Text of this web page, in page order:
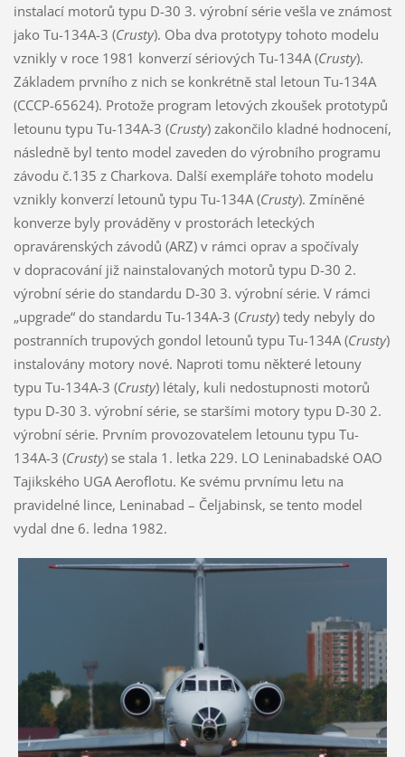
instalací motorů typu D-30 3. výrobní série vešla ve známost
jako Tu-134A-3 (Crusty). Oba dva prototypy tohoto modelu
vznikly v roce 1981 konverzí sériových Tu-134A (Crusty).
Základem prvního z nich se konkrétně stal letoun Tu-134A
(CCCP-65624). Protože program letových zkoušek prototypů
letounu typu Tu-134A-3 (Crusty) zakončilo kladné hodnocení,
následně byl tento model zaveden do výrobního programu
závodu č.135 z Charkova. Další exempláře tohoto modelu
vznikly konverzí letounů typu Tu-134A (Crusty). Zmíněné
konverze byly prováděny v prostorách leteckých
opravárenských závodů (ARZ) v rámci oprav a spočívaly
v dopracování již nainstalovaných motorů typu D-30 2.
výrobní série do standardu D-30 3. výrobní série. V rámci
„upgrade“ do standardu Tu-134A-3 (Crusty) tedy nebyly do
postranních trupových gondol letounů typu Tu-134A (Crusty)
instalovány motory nové. Naproti tomu některé letouny
typu Tu-134A-3 (Crusty) létaly, kuli nedostupnosti motorů
typu D-30 3. výrobní série, se staršími motory typu D-30 2.
výrobní série. Prvním provozovatelem letounu typu Tu-
134A-3 (Crusty) se stala 1. letka 229. LO Leninabadské OAO
Tajikského UGA Aeroflotu. Ke svému prvnímu letu na
pravidelné lince, Leninabad – Čeljabinsk, se tento model
vydal dne 6. ledna 1982.